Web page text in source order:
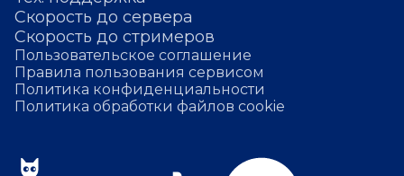
Скорость до сервера
Скорость до стримеров
Пользовательское соглашение
Правила пользования сервисом
Политика конфиденциальности
Политика обработки файлов cookie